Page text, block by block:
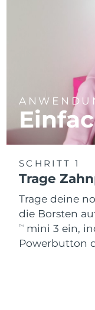
SCHRITT 1
Trage
Trage deine
die Borsten
TM
mini 3 ein,
Powerbutton